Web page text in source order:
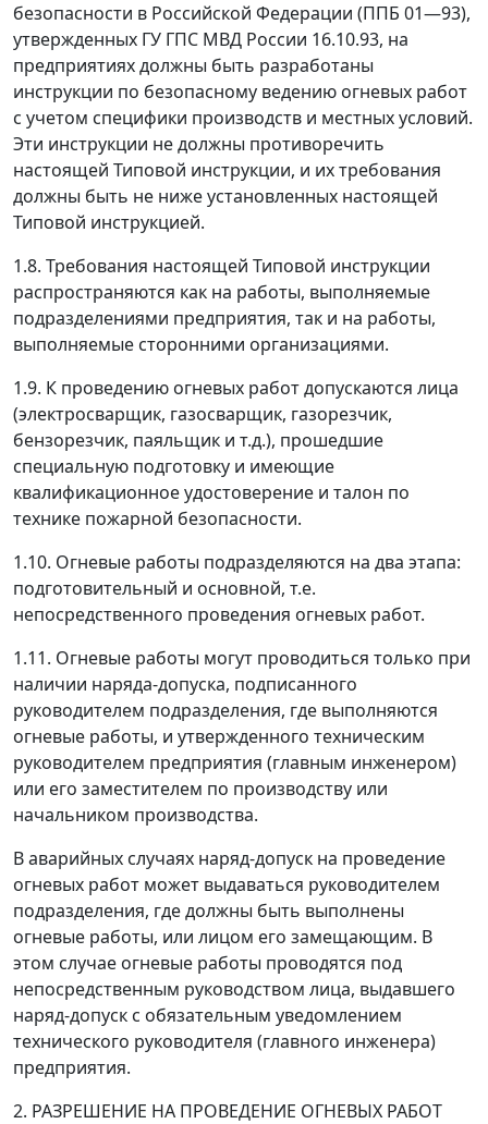
безопасности в Российской Федерации (ППБ 01—93),
утвержденных ГУ ГПС МВД России 16.10.93, на
предприятиях должны быть разработаны
инструкции по безопасному ведению огневых работ
с учетом специфики производств и местных условий.
Эти инструкции не должны противоречить
настоящей Типовой инструкции, и их требования
должны быть не ниже установленных настоящей
Типовой инструкцией.
1.8. Требования настоящей Типовой инструкции
распространяются как на работы, выполняемые
подразделениями предприятия, так и на работы,
выполняемые сторонними организациями.
1.9. К проведению огневых работ допускаются лица
(электросварщик, газосварщик, газорезчик,
бензорезчик, паяльщик и т.д.), прошедшие
специальную подготовку и имеющие
квалификационное удостоверение и талон по
технике пожарной безопасности.
1.10. Огневые работы подразделяются на два этапа:
подготовительный и основной, т.е.
непосредственного проведения огневых работ.
1.11. Огневые работы могут проводиться только при
наличии наряда-допуска, подписанного
руководителем подразделения, где выполняются
огневые работы, и утвержденного техническим
руководителем предприятия (главным инженером)
или его заместителем по производству или
начальником производства.
В аварийных случаях наряд-допуск на проведение
огневых работ может выдаваться руководителем
подразделения, где должны быть выполнены
огневые работы, или лицом его замещающим. В
этом случае огневые работы проводятся под
непосредственным руководством лица, выдавшего
наряд-допуск с обязательным уведомлением
технического руководителя (главного инженера)
предприятия.
2. РАЗРЕШЕНИЕ НА ПРОВЕДЕНИЕ ОГНЕВЫХ РАБОТ